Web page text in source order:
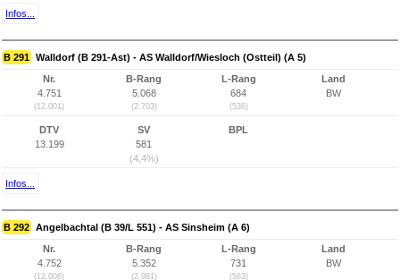
Infos...
B 291 Walldorf (B 291-Ast) - AS Walldorf/Wiesloch (Ostteil) (A 5)
Nr.
4.751
(12.001)
B-Rang
5.068
(2.703)
L-Rang
684
(536)
Land
BW
DTV
13.199
SV
581
(4,4%)
BPL
Infos...
B 292 Angelbachtal (B 39/L 551) - AS Sinsheim (A 6)
Nr.
4.752
(12.006)
B-Rang
5.352
(2.981)
L-Rang
731
(583)
Land
BW